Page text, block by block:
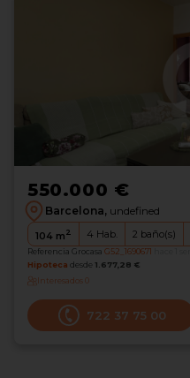
550.000 €
Barcelona, undefined
104 m2 4 Hab. 2 baño(s)
Referencia Grocasa G52_1690671
Hipoteca desde 1.677,28 €
Interesados0
722 37 75 00